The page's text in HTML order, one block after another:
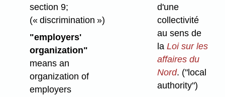
section 9;
(« discrimination »)
"employers'
organization"
means an
organization of
employers
d'une
collectivité
au sens de
la Loi sur les
affaires du
Nord. ("local
authority")